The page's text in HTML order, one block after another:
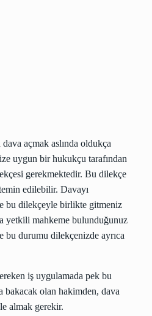
açmak aslında oldukça
uygun bir hukukçu tarafından
gerekmektedir. Bu dilekçe
edilebilir. Davayı
bu dilekçeyle birlikte gitmeniz
yetkili mahkeme bulunduğunuz
bu durumu dilekçenizde ayrıca
iş uygulamada pek bu
bakacak olan hakimden, dava
almak gerekir.